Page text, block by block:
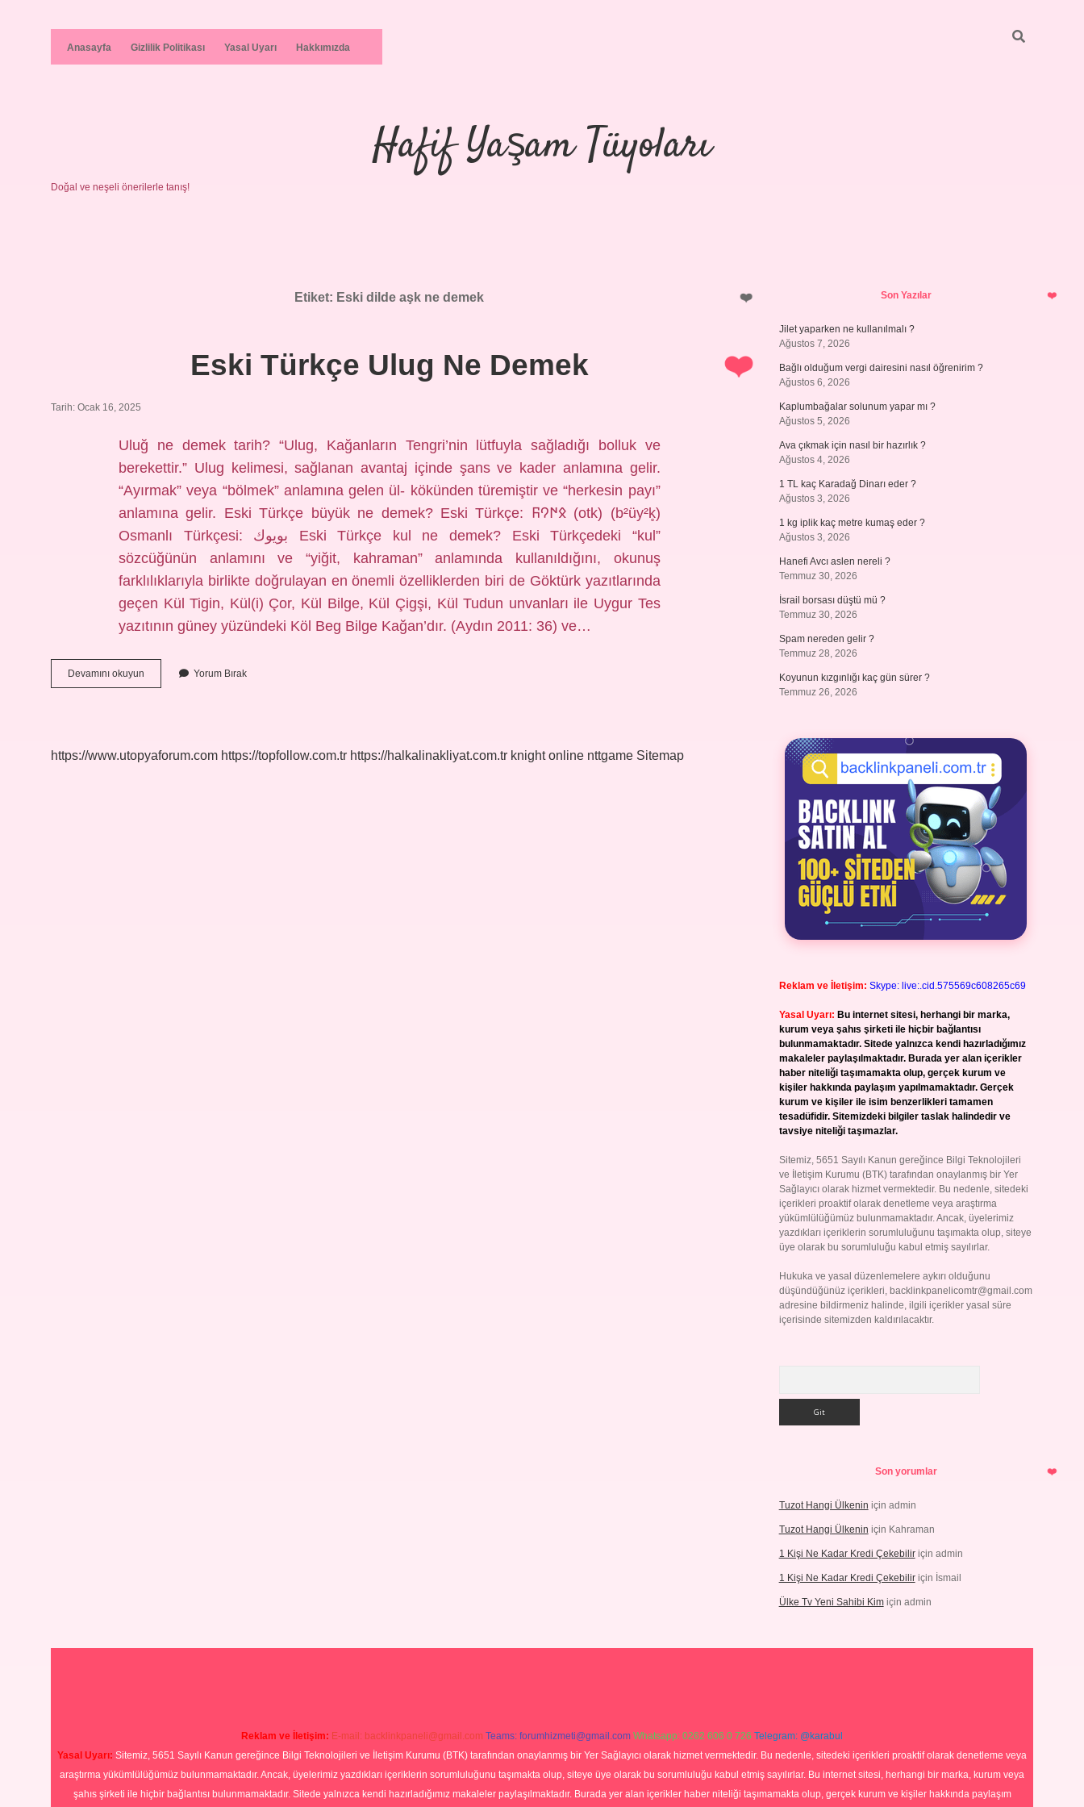
Anasayfa Gizlilik Politikası Yasal Uyarı Hakkımızda
Hafif Yaşam Tüyoları
Doğal ve neşeli önerilerle tanış!
Etiket: Eski dilde aşk ne demek
Eski Türkçe Ulug Ne Demek
Tarih: Ocak 16, 2025
Uluğ ne demek tarih? “Ulug, Kağanların Tengri’nin lütfuyla sağladığı bolluk ve
berekettir.” Ulug kelimesi, sağlanan avantaj içinde şans ve kader anlamına gelir.
“Ayırmak” veya “bölmek” anlamına gelen ül- kökünden türemiştir ve “herkesin payı”
anlamına gelir. Eski Türkçe büyük ne demek? Eski Türkçe: 𐰋𐰇𐰘𐰜‎ (otk) (b²üy²k̥)
Osmanlı Türkçesi: بويوك‎ Eski Türkçe kul ne demek? Eski Türkçedeki “kul”
sözcüğünün anlamını ve “yiğit, kahraman” anlamında kullanıldığını, okunuş
farklılıklarıyla birlikte doğrulayan en önemli özelliklerden biri de Göktürk yazıtlarında
geçen Kül Tigin, Kül(i) Çor, Kül Bilge, Kül Çigşi, Kül Tudun unvanları ile Uygur Tes
yazıtının güney yüzündeki Köl Beg Bilge Kağan’dır. (Aydın 2011: 36) ve…
Devamını okuyun
Türkçe
Yorum Bırak
https://www.utopyaforum.com https://topfollow.com.tr https://halkalinakliyat.com.tr knight online nttgame Sitemap
SidebarSon Yazılar
Jilet yaparken ne kullanılmalı ?
Ağustos 7, 2026
Bağlı olduğum vergi dairesini nasıl öğrenirim ?
Ağustos 6, 2026
Kaplumbağalar solunum yapar mı ?
Ağustos 5, 2026
Ava çıkmak için nasıl bir hazırlık ?
Ağustos 4, 2026
1 TL kaç Karadağ Dinarı eder ?
Ağustos 3, 2026
1 kg iplik kaç metre kumaş eder ?
Ağustos 3, 2026
Hanefi Avcı aslen nereli ?
Temmuz 30, 2026
İsrail borsası düştü mü ?
Temmuz 30, 2026
Spam nereden gelir ?
Temmuz 28, 2026
Koyunun kızgınlığı kaç gün sürer ?
Temmuz 26, 2026
Reklam ve İletişim: Skype: live:.cid.575569c608265c69
Yasal Uyarı: Bu internet sitesi, herhangi bir marka,
kurum veya şahıs şirketi ile hiçbir bağlantısı
bulunmamaktadır. Sitede yalnızca kendi hazırladığımız
makaleler paylaşılmaktadır. Burada yer alan içerikler
haber niteliği taşımamakta olup, gerçek kurum ve
kişiler hakkında paylaşım yapılmamaktadır. Gerçek
kurum ve kişiler ile isim benzerlikleri tamamen
tesadüfidir. Sitemizdeki bilgiler taslak halindedir ve
tavsiye niteliği taşımazlar.
Sitemiz, 5651 Sayılı Kanun gereğince Bilgi Teknolojileri
ve İletişim Kurumu (BTK) tarafından onaylanmış bir Yer
Sağlayıcı olarak hizmet vermektedir. Bu nedenle, sitedeki
içerikleri proaktif olarak denetleme veya araştırma
yükümlülüğümüz bulunmamaktadır. Ancak, üyelerimiz
yazdıkları içeriklerin sorumluluğunu taşımakta olup, siteye
üye olarak bu sorumluluğu kabul etmiş sayılırlar.
Hukuka ve yasal düzenlemelere aykırı olduğunu
düşündüğünüz içerikleri, backlinkpanelicomtr@gmail.com
adresine bildirmeniz halinde, ilgili içerikler yasal süre
içerisinde sitemizden kaldırılacaktır.
Son yorumlar
Tuzot Hangi Ülkenin için admin
Tuzot Hangi Ülkenin için Kahraman
1 Kişi Ne Kadar Kredi Çekebiliriçin admin
1 Kişi Ne Kadar Kredi Çekebiliriçin İsmail
Ülke Tv Yeni Sahibi Kimiçin admin
Reklam ve İletişim: E-mail: backlinkpaneli@gmail.com Teams: forumhizmeti@gmail.com Whatsapp: 0262 606 0 726 Telegram: @karabul
Yasal Uyarı: Sitemiz, 5651 Sayılı Kanun gereğince Bilgi Teknolojileri ve İletişim Kurumu (BTK) tarafından onaylanmış bir Yer Sağlayıcı olarak hizmet vermektedir. Bu nedenle, sitedeki içerikleri proaktif olarak denetleme veya
araştırma yükümlülüğümüz bulunmamaktadır. Ancak, üyelerimiz yazdıkları içeriklerin sorumluluğunu taşımakta olup, siteye üye olarak bu sorumluluğu kabul etmiş sayılırlar. Bu internet sitesi, herhangi bir marka, kurum veya
şahıs şirketi ile hiçbir bağlantısı bulunmamaktadır. Sitede yalnızca kendi hazırladığımız makaleler paylaşılmaktadır. Burada yer alan içerikler haber niteliği taşımamakta olup, gerçek kurum ve kişiler hakkında paylaşım